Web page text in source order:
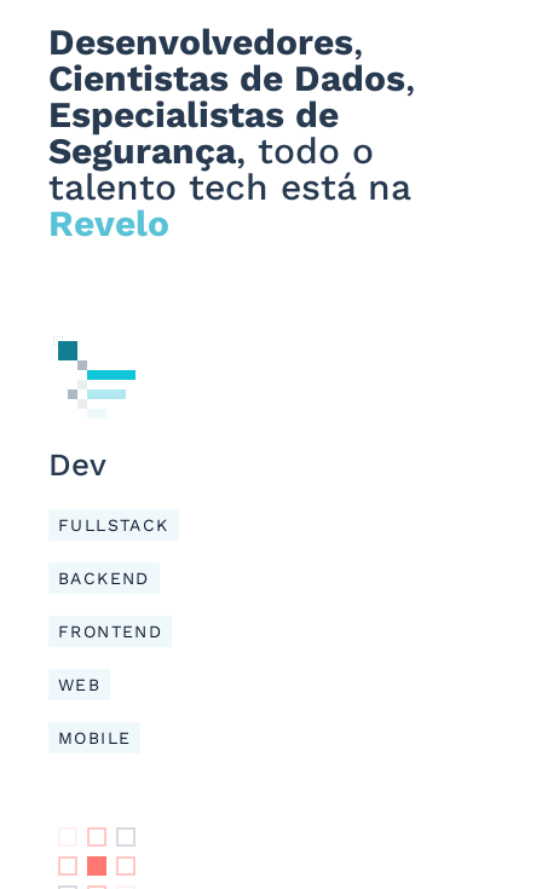
Desenvolvedores,
Cientistas de Dados,
Especialistas de
Segurança, todo o
talento tech está na
Revelo
Dev
FULLSTACK
BACKEND
FRONTEND
WEB
MOBILE